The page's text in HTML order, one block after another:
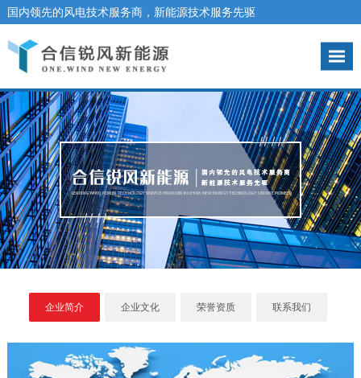
国内领先的风电技术服务商，新能源技术服务先驱
企业简介 企业文化 荣誉资质 联系我们